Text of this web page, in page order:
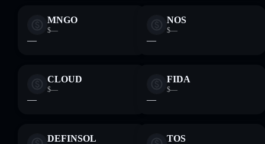
MNGO
$—
—
NOS
$—
—
CLOUD
$—
—
FIDA
$—
—
DEFINSOL TOS